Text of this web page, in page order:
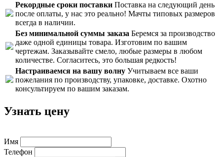
Рекордные сроки поставки Поставка на следующий день
после оплаты, у нас это реально! Мачты типовых размеров
всегда в наличии.
Без минимальной суммы заказа Беремся за производство
даже одной единицы товара. Изготовим по вашим
чертежам. Заказывайте смело, любые размеры в любом
количестве. Согласитесь, это большая редкость!
Настраиваемся на вашу волну Учитываем все ваши
пожелания по производству, упаковке, доставке. Охотно
консультируем по вашим заказам.
Узнать цену
Имя
Телефон